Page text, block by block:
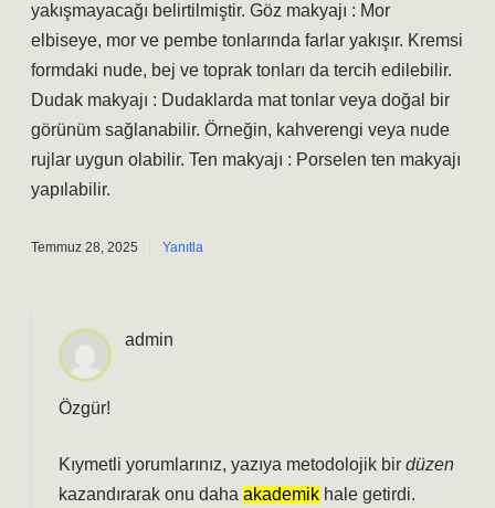
yakışmayacağı belirtilmiştir. Göz makyajı : Mor
elbiseye, mor ve pembe tonlarında farlar yakışır. Kremsi
formdaki nude, bej ve toprak tonları da tercih edilebilir.
Dudak makyajı : Dudaklarda mat tonlar veya doğal bir
görünüm sağlanabilir. Örneğin, kahverengi veya nude
rujlar uygun olabilir. Ten makyajı : Porselen ten makyajı
yapılabilir.
Temmuz 28, 2025 Yanıtla
admin
Özgür!
Kıymetli yorumlarınız, yazıya metodolojik bir düzen
kazandırarak onu daha akademik hale getirdi.